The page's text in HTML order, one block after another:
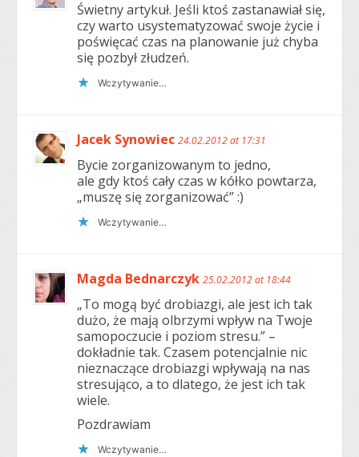
Świetny artykuł. Jeśli ktoś zastanawiał się,
czy warto usystematyzować swoje życie i
poświęcać czas na planowanie już chyba
się pozbył złudzeń.
Wczytywanie…
Jacek Synowiec 24.02.2012 at 17:31
Bycie zorganizowanym to jedno,
ale gdy ktoś cały czas w kółko powtarza,
„muszę się zorganizować” :)
Wczytywanie…
Magda Bednarczyk 25.02.2012 at 18:44
„To mogą być drobiazgi, ale jest ich tak
dużo, że mają olbrzymi wpływ na Twoje
samopoczucie i poziom stresu.” –
dokładnie tak. Czasem potencjalnie nic
nieznaczące drobiazgi wpływają na nas
stresująco, a to dlatego, że jest ich tak
wiele.
Pozdrawiam
Wczytywanie…